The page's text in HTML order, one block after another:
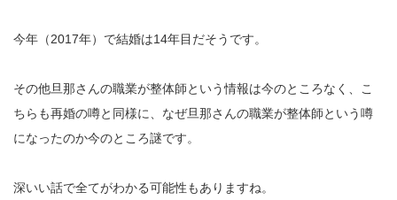
今年（2017年）で結婚は14年目だそうです。
その他旦那さんの職業が整体師という情報は今のところなく、こ
ちらも再婚の噂と同様に、なぜ旦那さんの職業が整体師という噂
になったのか今のところ謎です。
深いい話で全てがわかる可能性もありますね。